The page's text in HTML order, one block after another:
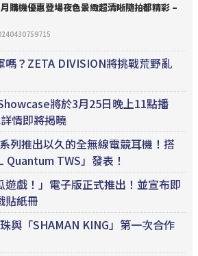
機優惠登場夜色景緻超清晰隨拍都精彩 –
嗎？ZETA DIVISION將挑戰荒野亂
將於3月25日晚上11點播
情即將揭曉
列推出以久的全無線電競耳機！搭
TWS」發表！
遊戲！」電子版正式推出！並宣布即
貼紙冊
與「SHAMAN KING」第一次合作